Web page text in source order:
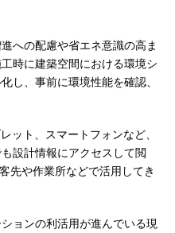
への配慮や省エネ意識の高ま
時に建築空間における環境シ
し、事前に環境性能を確認、
ト、スマートフォンなど、
設計情報にアクセスして閲
先や作業所などで活用してき
ョンの利活用が進んでいる現